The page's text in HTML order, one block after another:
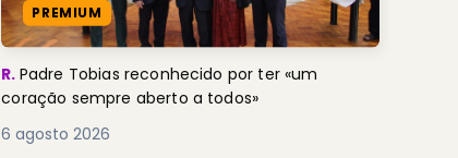
PREMIUM
R. Padre Tobias reconhecido por ter «um
coração sempre aberto a todos»
6 agosto 2026